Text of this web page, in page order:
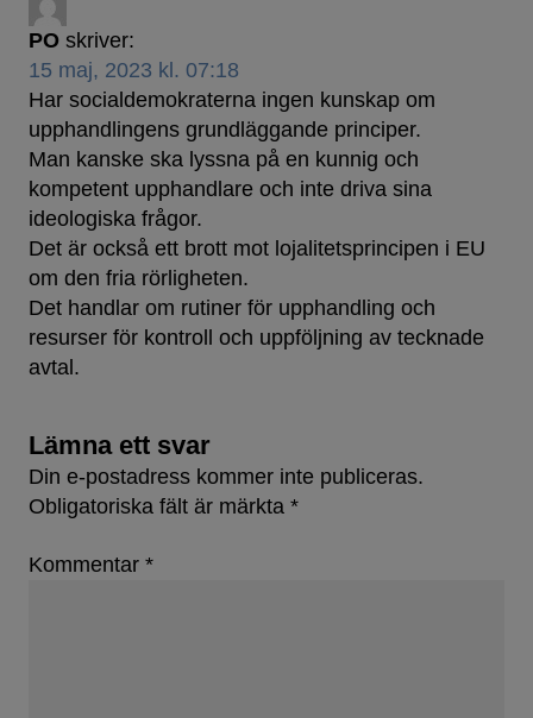
PO skriver:
15 maj, 2023 kl. 07:18
Har socialdemokraterna ingen kunskap om
upphandlingens grundläggande principer.
Man kanske ska lyssna på en kunnig och
kompetent upphandlare och inte driva sina
ideologiska frågor.
Det är också ett brott mot lojalitetsprincipen i EU
om den fria rörligheten.
Det handlar om rutiner för upphandling och
resurser för kontroll och uppföljning av tecknade
avtal.
Lämna ett svar
Din e-postadress kommer inte publiceras.
Obligatoriska fält är märkta *
Kommentar *